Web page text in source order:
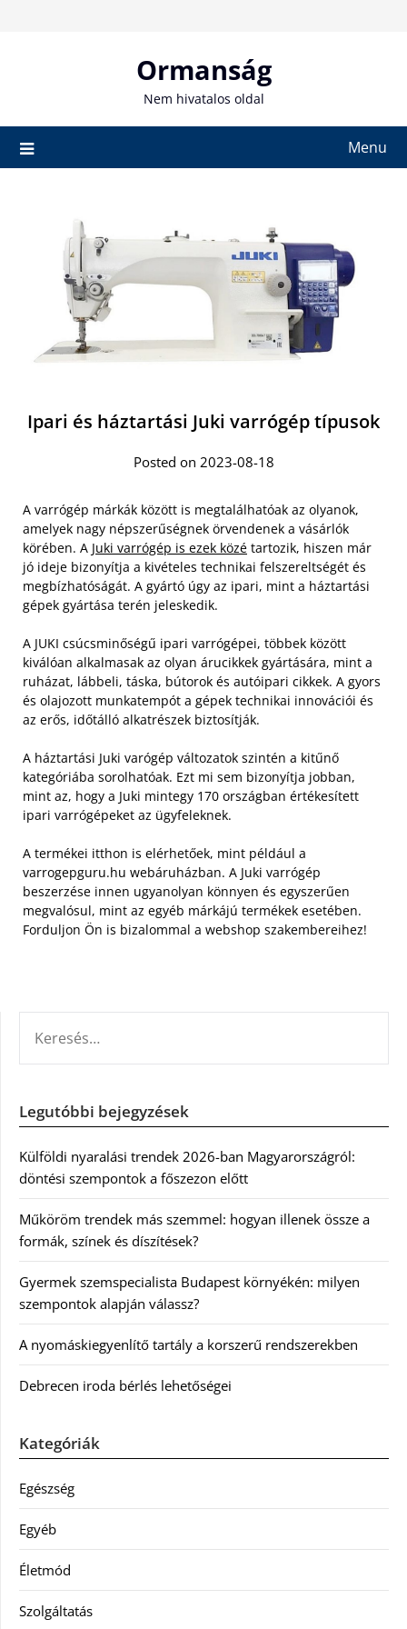
Ormanság
Nem hivatalos oldal
Menu
Ipari és háztartási Juki varrógép típusok
Posted on 2023-08-18
A varrógép márkák között is megtalálhatóak az olyanok,
amelyek nagy népszerűségnek örvendenek a vásárlók
körében. A Juki varrógép is ezek közé tartozik, hiszen már
jó ideje bizonyítja a kivételes technikai felszereltségét és
megbízhatóságát. A gyártó úgy az ipari, mint a háztartási
gépek gyártása terén jeleskedik.
A JUKI csúcsminőségű ipari varrógépei, többek között
kiválóan alkalmasak az olyan árucikkek gyártására, mint a
ruházat, lábbeli, táska, bútorok és autóipari cikkek. A gyors
és olajozott munkatempót a gépek technikai innovációi és
az erős, időtálló alkatrészek biztosítják.
A háztartási Juki varógép változatok szintén a kitűnő
kategóriába sorolhatóak. Ezt mi sem bizonyítja jobban,
mint az, hogy a Juki mintegy 170 országban értékesített
ipari varrógépeket az ügyfeleknek.
A termékei itthon is elérhetőek, mint például a
varrogepguru.hu webáruházban. A Juki varrógép
beszerzése innen ugyanolyan könnyen és egyszerűen
megvalósul, mint az egyéb márkájú termékek esetében.
Forduljon Ön is bizalommal a webshop szakembereihez!
Legutóbbi bejegyzések
Külföldi nyaralási trendek 2026-ban Magyarországról:
döntési szempontok a főszezon előtt
Műköröm trendek más szemmel: hogyan illenek össze a
formák, színek és díszítések?
Gyermek szemspecialista Budapest környékén: milyen
szempontok alapján válassz?
A nyomáskiegyenlítő tartály a korszerű rendszerekben
Debrecen iroda bérlés lehetőségei
Kategóriák
Egészség
Egyéb
Életmód
Szolgáltatás